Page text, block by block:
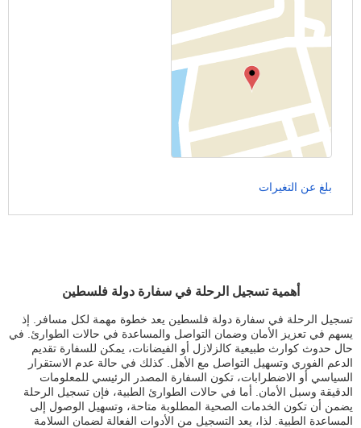
أهمية تسجيل الرحلة في سفارة دولة فلسطين
تسجيل الرحلة في سفارة دولة فلسطين يعد خطوة مهمة لكل مسافر. إذ
يسهم في تعزيز الأمان وضمان التواصل والمساعدة في حالات الطوارئ. في
حال حدوث كوارث طبيعية كالزلازل أو الفيضانات، يمكن للسفارة تقديم
الدعم الفوري وتسهيل التواصل مع الأهل. كذلك في حالة عدم الاستقرار
السياسي أو الاضطرابات، تكون السفارة المصدر الرئيسي للمعلومات
الدقيقة وسبل الأمان. أما في حالات الطوارئ الطبية، فإن تسجيل الرحلة
يضمن أن تكون الخدمات الصحية المطلوبة متاحة، وتسهيل الوصول إلى
المساعدة الطبية. لذا، يعد التسجيل من الأدوات الفعالة لضمان السلامة
بلغ عن التغيرات